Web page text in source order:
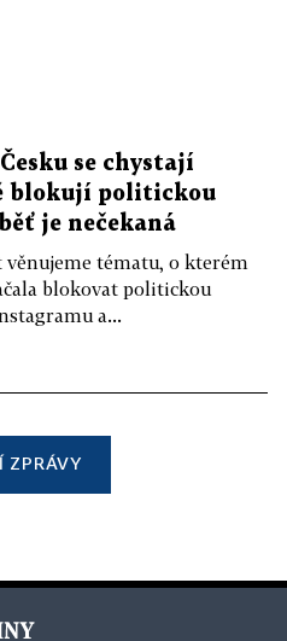
se chystají
blokují politickou
je nečekaná
věnujeme tématu, o kterém
blokovat politickou
a...
ZPRÁVY